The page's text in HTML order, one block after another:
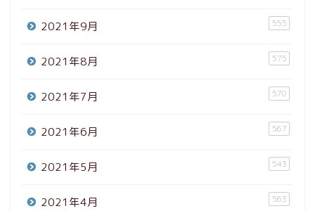
2021年9月 555
2021年8月 575
2021年7月 570
2021年6月 567
2021年5月 543
2021年4月 563